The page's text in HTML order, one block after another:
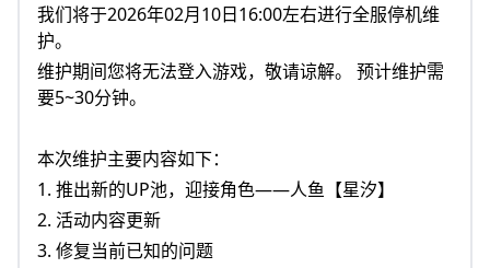
我们将于2026年02月10日16:00左右进行全服停机维
护。
维护期间您将无法登入游戏，敬请谅解。 预计维护需
要5~30分钟。
本次维护主要内容如下：
1. 推出新的UP池，迎接角色——人鱼【星汐】
2. 活动内容更新
3. 修复当前已知的问题